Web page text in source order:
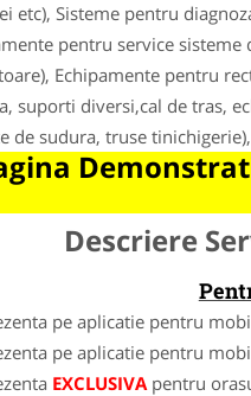
etc), Sisteme pentru
pentru service
Echipamente pentru
suporti diversi,cal de tras,
de sudura, truse
Descriere
pe aplicatie pentru
pe aplicatie pentru
EXCLUSIVApentru